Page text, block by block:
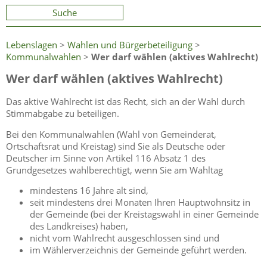
Suche
Lebenslagen > Wahlen und Bürgerbeteiligung >
Kommunalwahlen > Wer darf wählen (aktives Wahlrecht)
Wer darf wählen (aktives Wahlrecht)
Das aktive Wahlrecht ist das Recht, sich an der Wahl durch
Stimmabgabe zu beteiligen.
Bei den Kommunalwahlen (Wahl von Gemeinderat,
Ortschaftsrat und Kreistag) sind Sie als Deutsche oder
Deutscher im Sinne von Artikel 116 Absatz 1 des
Grundgesetzes wahlberechtigt, wenn Sie am Wahltag
mindestens 16 Jahre alt sind,
seit mindestens drei Monaten Ihren Hauptwohnsitz in
der Gemeinde (bei der Kreistagswahl in einer Gemeinde
des Landkreises) haben,
nicht vom Wahlrecht ausgeschlossen sind und
im Wählerverzeichnis der Gemeinde geführt werden.